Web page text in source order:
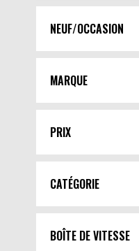
NEUF/OCCASION
MARQUE
PRIX
CATÉGORIE
BOÎTE DE VITESSE